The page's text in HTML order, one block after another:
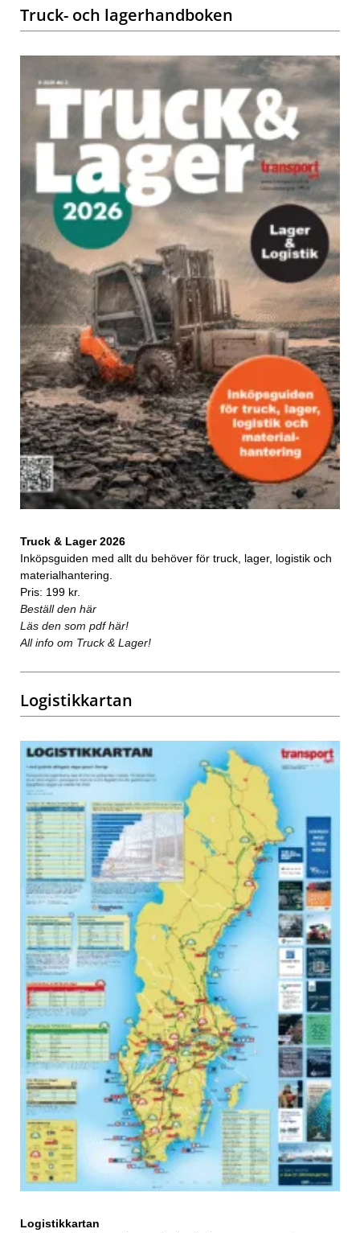
Truck- och lagerhandboken
Truck & Lager 2026
Inköpsguiden med allt du behöver för truck, lager, logistik och
materialhantering.
Pris: 199 kr.
Beställ den här
Läs den som pdf här!
All info om Truck & Lager!
Logistikkartan
Logistikkartan